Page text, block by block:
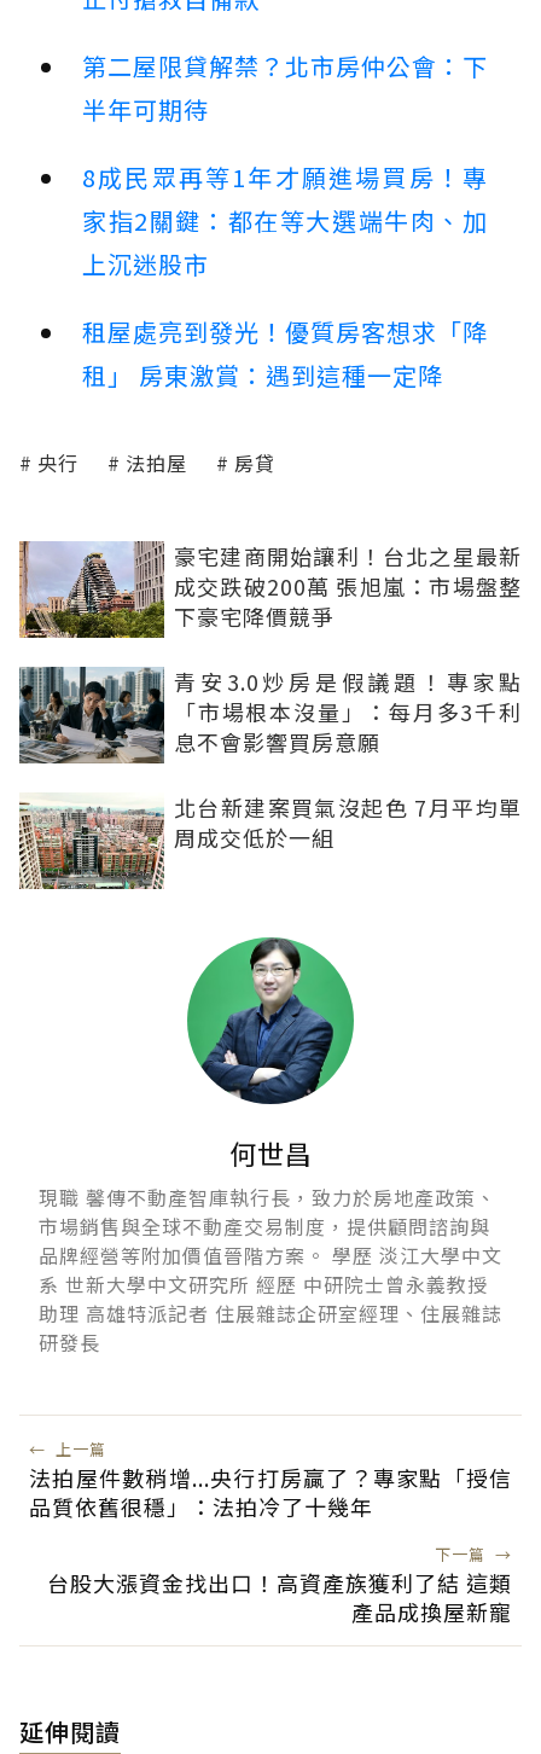
第二屋限貸解禁？北市房仲公會：下
半年可期待
8成民眾再等1年才願進場買房！專
家指2關鍵：都在等大選端牛肉、加
上沉迷股市
租屋處亮到發光！優質房客想求「降
租」 房東激賞：遇到這種一定降
央行 法拍屋 房貸
豪宅建商開始讓利！台北之星最新
成交跌破200萬 張旭嵐：市場盤整
下豪宅降價競爭
青安3.0炒房是假議題！專家點
「市場根本沒量」：每月多3千利
息不會影響買房意願
北台新建案買氣沒起色 7月平均單
周成交低於一組
何世昌
現職 馨傳不動產智庫執行長，致力於房地產政策、
市場銷售與全球不動產交易制度，提供顧問諮詢與
品牌經營等附加價值晉階方案。 學歷 淡江大學中文
系 世新大學中文研究所 經歷 中研院士曾永義教授
助理 高雄特派記者 住展雜誌企研室經理、住展雜誌
研發長
← 上一篇
法拍屋件數稍增...央行打房贏了？專家點「授信
品質依舊很穩」：法拍冷了十幾年
下一篇 →
台股大漲資金找出口！高資產族獲利了結 這類
產品成換屋新寵
延伸閱讀